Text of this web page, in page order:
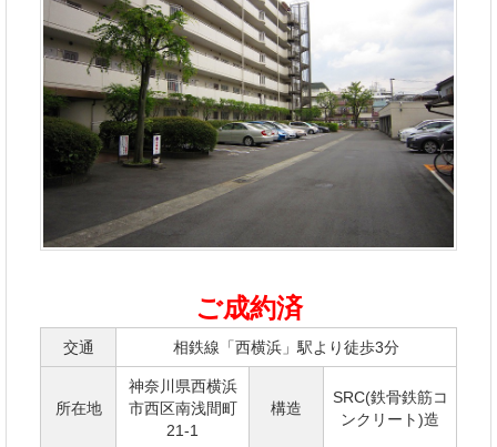
ご成約済
交通 相鉄線「西横浜」駅より徒歩3分
所在地
神奈川県西横浜
市西区南浅間町
21-1
構造
SRC(鉄骨鉄筋コ
ンクリート)造